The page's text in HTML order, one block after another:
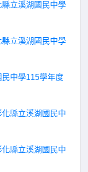
縣立溪湖國民中學
縣立溪湖國民中學
民中學115學年度
化縣立溪湖國民中
化縣立溪湖國民中